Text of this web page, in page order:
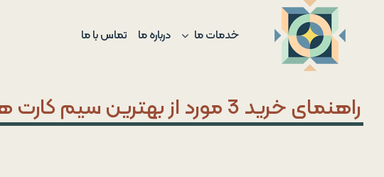
content
خدمات ما درباره ما تماس با ما
راهنمای خرید 3 مورد از بهترین سیم کارت های ترکیه